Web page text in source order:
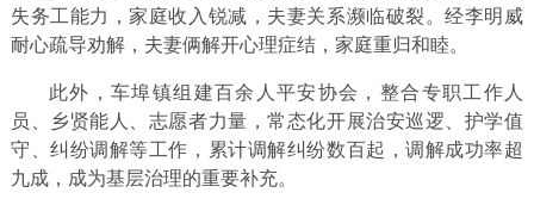
失务工能力，家庭收入锐减，夫妻关系濒临破裂。经李明威
耐心疏导劝解，夫妻俩解开心理症结，家庭重归和睦。
此外，车埠镇组建百余人平安协会，整合专职工作人
员、乡贤能人、志愿者力量，常态化开展治安巡逻、护学值
守、纠纷调解等工作，累计调解纠纷数百起，调解成功率超
九成，成为基层治理的重要补充。